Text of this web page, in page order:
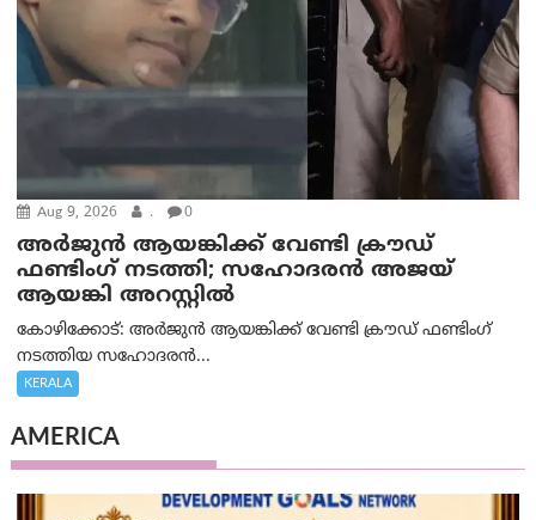
Aug 9, 2026 . 0
അർജുൻ ആയങ്കിക്ക് വേണ്ടി ക്രൗഡ്
ഫണ്ടിംഗ് നടത്തി; സഹോദരന്‍ അജയ്
ആയങ്കി അറസ്റ്റിൽ
കോഴിക്കോട്: അർജുൻ ആയങ്കിക്ക് വേണ്ടി ക്രൗഡ് ഫണ്ടിംഗ്
നടത്തിയ സഹോദരന്‍...
KERALA
AMERICA